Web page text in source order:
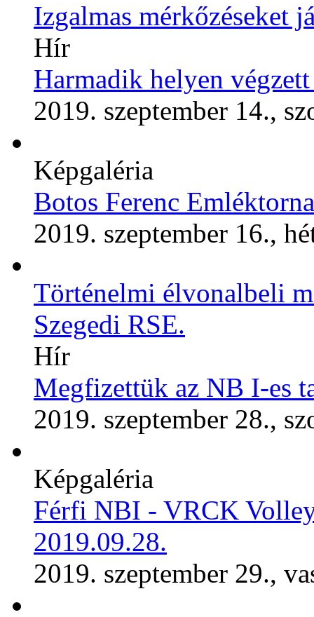
Izgalmas mérkőzéseket
Hír
Harmadik helyen
2019. szeptember 14.,
Képgaléria
Botos Ferenc
2019. szeptember 16.,
Történelmi élvonalbeli
Szegedi RSE.
Hír
Megfizettük az NB I-es
2019. szeptember 28.,
Képgaléria
Férfi NBI - VRCK
2019.09.28.
2019. szeptember 29.,